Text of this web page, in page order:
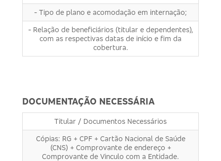
- Tipo de plano e acomodação em internação;
- Relação de beneficiários (titular e dependentes),
com as respectivas datas de início e fim da
cobertura.
DOCUMENTAÇÃO NECESSÁRIA
Titular / Documentos Necessários
Cópias: RG + CPF + Cartão Nacional de Saúde
(CNS) + Comprovante de endereço +
Comprovante de Vinculo com a Entidade.